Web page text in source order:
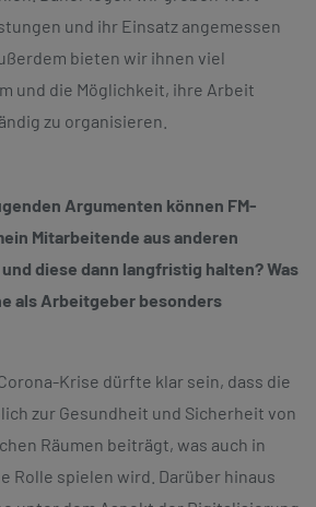
und ihr Einsatz angemessen
bieten wir ihnen viel
und die Möglichkeit, ihre Arbeit
zu organisieren.
Argumenten können FM-
Mitarbeitende aus anderen
diese dann langfristig halten? Was
als Arbeitgeber besonders
Krise dürfte klar sein, dass die
zur Gesundheit und Sicherheit von
Räumen beiträgt, was auch in
Rolle spielen wird. Darüber hinaus